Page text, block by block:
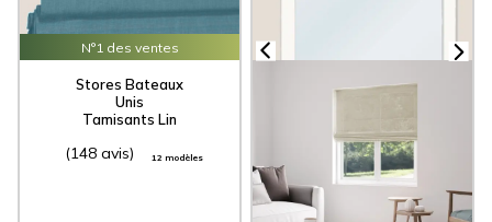
N°1 des ventes
Stores Bateaux
Unis
Tamisants Lin
(148 avis) 12 modèles